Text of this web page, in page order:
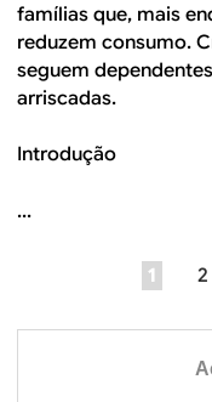
famílias que, mais
reduzem consumo.
seguem
arriscadas.
Introdução
...
1 2